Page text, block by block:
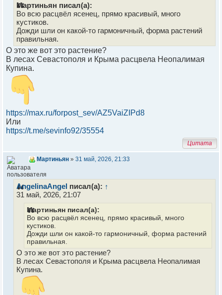
Мартиньян писал(а):
Во всю расцвёл ясенец, прямо красивый, много
кустиков.
Дожди шли он какой-то гармоничный, форма растений
правильная.
О это же вот это растение?
В лесах Севастополя и Крыма расцвела Неопалимая
Купина.
https://max.ru/forpost_sev/AZ5VaiZIPd8
Или
https://t.me/sevinfo92/35554
Цитата
Мартиньян » 31 май, 2026, 21:33
AngelinaAngel писал(а): ↑
31 май, 2026, 21:07
Мартиньян писал(а):
Во всю расцвёл ясенец, прямо красивый, много
кустиков.
Дожди шли он какой-то гармоничный, форма растений
правильная.
О это же вот это растение?
В лесах Севастополя и Крыма расцвела Неопалимая
Купина.